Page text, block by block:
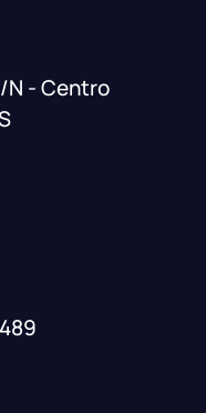
N - Centro